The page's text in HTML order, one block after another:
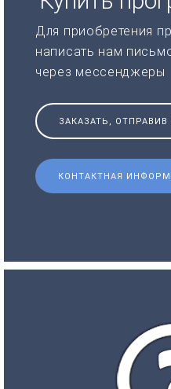
Для приобретения
написать нам
через мессенджеры
ЗАКАЗАТЬ,
КОНТАКТНАЯ